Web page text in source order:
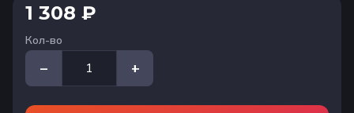
1 308 ₽
Кол-во
– +